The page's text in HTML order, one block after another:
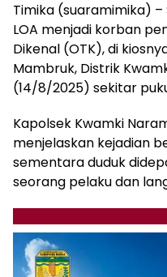
Timika (suaramimika)
LOA menjadi korban
Dikenal (OTK), di
Mambruk, Distrik
(14/8/2025) sekitar
Kapolsek Kwamki
menjelaskan kejadian
sementara duduk
seorang pelaku dan